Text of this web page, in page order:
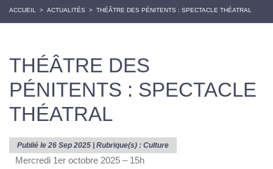
ACCUEIL > ACTUALITÉS > THÉÂTRE DES PÉNITENTS : SPECTACLE THÉATRAL
THÉÂTRE DES
PÉNITENTS : SPECTACLE
THÉATRAL
Publié le 26 Sep 2025 | Rubrique(s) : Culture
Mercredi 1er octobre 2025 – 15h